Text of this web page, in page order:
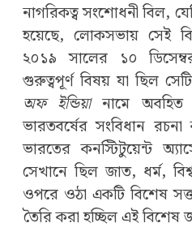
নাগরিকত্ব সংশোধনী বিল,
হয়েছে, লোকসভায় সেই
২০১৯ সালের ১০
গুরুত্বপূর্ণ বিষয় যা ছিল
অফ ইন্ডিয়ানামে অবহিত
ভারতবর্ষের সংবিধান রচনা
ভারতের কনস্টিটুয়েন্ট
সেখানে ছিল জাত, ধর্ম,
ওপরে ওঠা একটি বিশেষ
তৈরি করা হচ্ছিল এই বিশেষ